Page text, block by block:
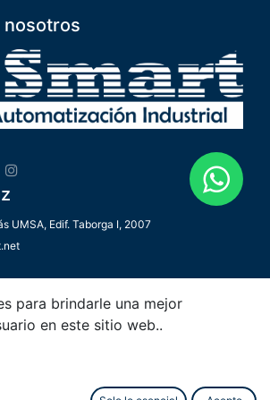
nosotros
UMSA, Edif. Taborga I, 2007
Cruz
EE.SS. Tero Tero, 3400
para brindarle una mejor
en este sitio web..